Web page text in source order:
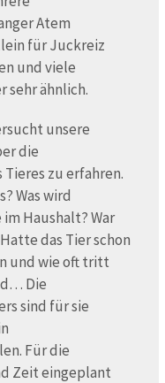
Atem
für Juckreiz
und viele
sehr ähnlich.
unsere
die
zu erfahren.
Was wird
Haushalt? War
das Tier schon
und wie oft tritt
Die
sind für sie
Für die
Zeit eingeplant